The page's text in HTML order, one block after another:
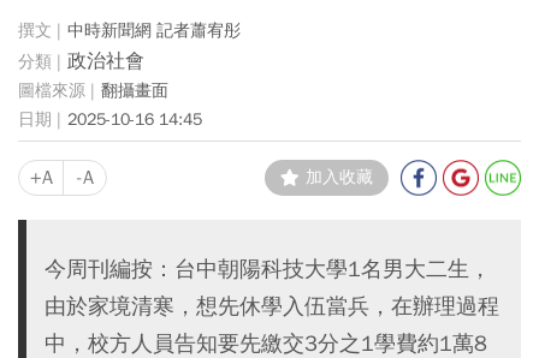
中時新聞網 記者蕭宥彤
政治社會
翻攝畫面
2025-10-16 14:45
+A -A 加入收藏
今周刊編按：台中朝陽科技大學1名男大二生，
由於家境清寒，想先休學入伍當兵，在辦理過程
中，校方人員告知要先繳交3分之1學費約1萬8